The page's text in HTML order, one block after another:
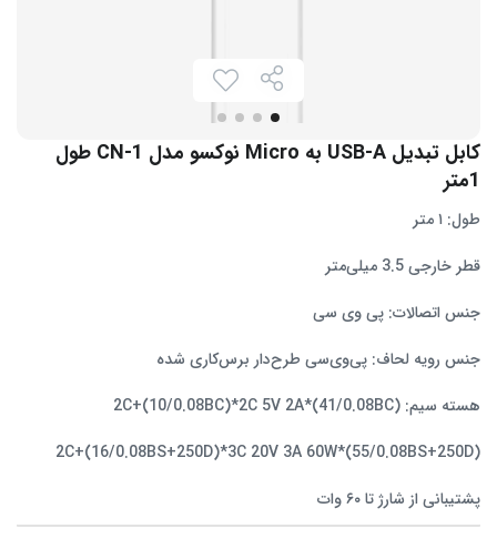
کابل تبدیل USB-A به Micro نوکسو مدل CN-1 طول
1متر
طول: ۱ متر
قطر خارجی 3.5 میلی‌متر
جنس اتصالات: پی وی سی
جنس رویه لحاف: پی‌وی‌سی طرح‌دار برس‌کاری شده
هسته سیم: (41/0.08BC)*2C+(10/0.08BC)*2C 5V 2A
(55/0.08BS+250D)*2C+(16/0.08BS+250D)*3C 20V 3A 60W
پشتیبانی از شارژ تا ۶۰ وات